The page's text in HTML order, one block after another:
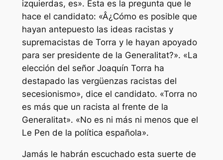
izquierdas, es». Ésta es la pregunta que le
hace el candidato: «Â¿Cómo es posible que
hayan antepuesto las ideas racistas y
supremacistas de Torra y le hayan apoyado
para ser presidente de la Generalitat?». «La
elección del señor Joaquín Torra ha
destapado las vergüenzas racistas del
secesionismo», dice el candidato. «Torra no
es más que un racista al frente de la
Generalitat». «No es ni más ni menos que el
Le Pen de la política española».
Jamás le habrán escuchado esta suerte de